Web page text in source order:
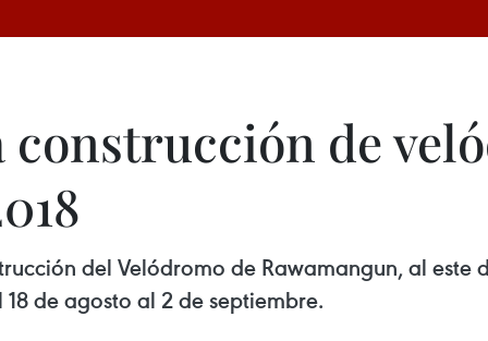
de
del Velódromo de Rawamangun, al
de agosto al 2 de septiembre.